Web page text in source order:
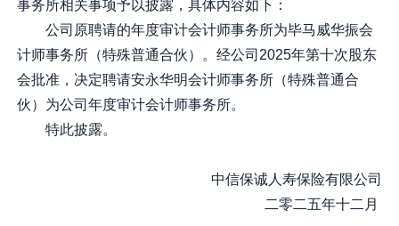
事务所相关事项予以披露，具体内容如下：
公司原聘请的年度审计会计师事务所为毕马威华振会
计师事务所（特殊普通合伙）。经公司2025年第十次股东
会批准，决定聘请安永华明会计师事务所（特殊普通合
伙）为公司年度审计会计师事务所。
特此披露。
中信保诚人寿保险有限公司
二零二五年十二月